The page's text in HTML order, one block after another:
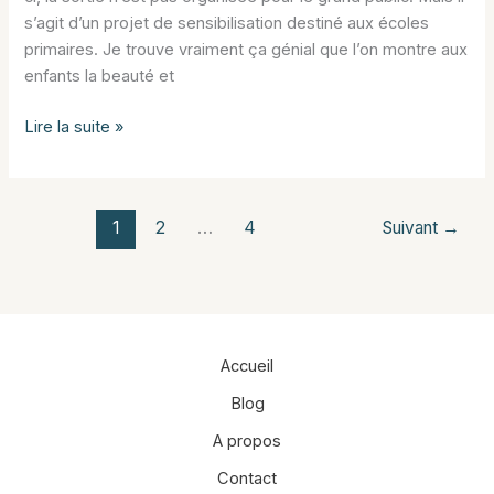
s’agit d’un projet de sensibilisation destiné aux écoles
primaires. Je trouve vraiment ça génial que l’on montre aux
enfants la beauté et
Un
Lire la suite »
1 2 … 4 Suivant →
Accueil
Blog
A propos
Contact